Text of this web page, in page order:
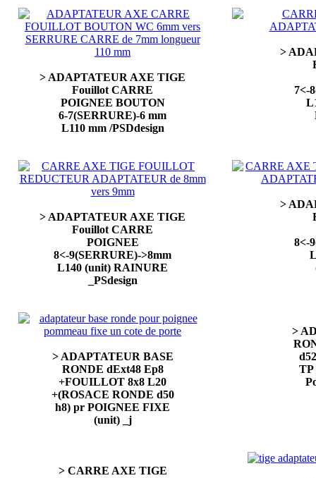
> ADAPTATEUR AXE TIGE
Fouillot CARRE
POIGNEE BOUTON
6-7(SERRURE)-6 mm
L110 mm /PSDdesign
>
7<-
> ADAPTATEUR AXE TIGE
Fouillot CARRE
POIGNEE
8<-9(SERRURE)->8mm
L140 (unit) RAINURE
_PSdesign
>
8<-
> ADAPTATEUR BASE
RONDE dExt48 Ep8
+FOUILLOT 8x8 L20
+(ROSACE RONDE d50
h8) pr POIGNEE FIXE
(unit) _j
>
TP
> CARRE AXE TIGE